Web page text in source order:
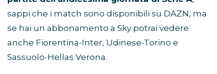
sappi che i match sono disponibili su DAZN, ma
se hai un abbonamento a Sky potrai vedere
anche Fiorentina-Inter, Udinese-Torino e
Sassuolo-Hellas Verona.